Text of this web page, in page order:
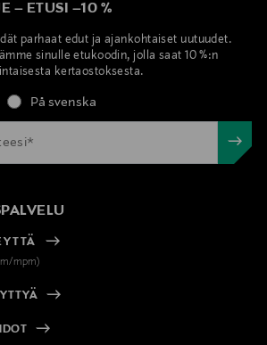
– ETUSI –10 %
parhaat edut ja ajankohtaiset uutuudet.
sinulle etukoodin, jolla saat 10 %:n
kertaostoksesta.
På svenska
mpm)